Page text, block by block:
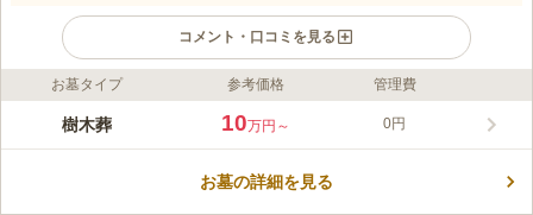
コメント・口コミを見る
ライフドット編集部のコメント
常教寺が管理する霊園内にある樹木葬墓地です。ひたちなか市館
囲むように植樹とベンチがあり、ゆっくりとお墓参りができま
お墓タイプ 参考価格 管理費
樹木葬 10万円～ 0円
お墓の詳細を見る